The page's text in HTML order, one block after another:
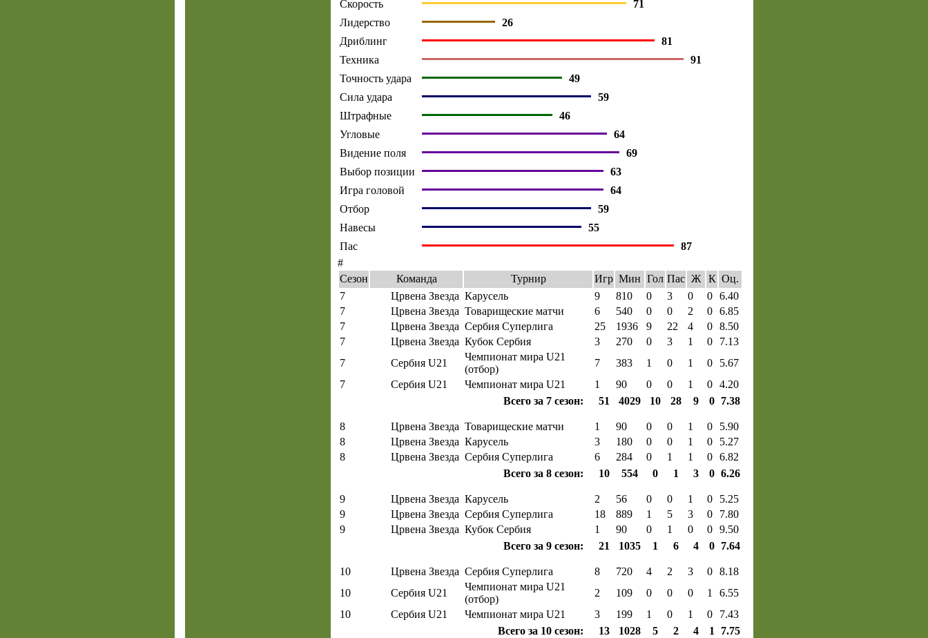
Скорость
71
Лидерство
26
Дриблинг
81
Техника
91
Точность удара
49
Сила удара
59
Штрафные
46
Угловые
64
Видение поля
69
Выбор позиции
63
Игра головой
64
Отбор
59
Навесы
55
Пас
87
#
Сезон
Команда Турнир Игр Мин Гол Пас Ж К Оц.
7
Црвена Звезда Карусель 9 810 0 3 0 0 6.40
7
Црвена Звезда Товарищеские матчи 6 540 0 0 2 0 6.85
7
Црвена Звезда Сербия Суперлига 25 1936 9 22 4 0 8.50
7
Црвена Звезда Кубок Сербия 3 270 0 3 1 0
7.13
7
Сербия U21
Чемпионат мира U21
(отбор)
7 383 1 0 1 0
5.67
7
Сербия U21 Чемпионат мира U21 1 90 0 0 1 0 4.20
Всего за 7 сезон:
51 4029 10 28 9 0 7.38
8 Црвена Звезда Товарищеские матчи 1 90 0 0 1 0
5.90
8
Црвена Звезда Карусель 3 180 0 0 1 0
5.27
8
Црвена Звезда Сербия Суперлига 6 284 0 1 1 0 6.82
Всего за 8 сезон:
10 554 0 1 3 0 6.26
9 Црвена Звезда Карусель 2 56 0 0 1 0
5.25
9
Црвена Звезда Сербия Суперлига 18 889 1 5 3 0
7.80
9
Црвена Звезда Кубок Сербия 1 90 0 1 0 0 9.50
Всего за 9 сезон:
21 1035 1 6 4 0 7.64
10 Црвена Звезда Сербия Суперлига 8 720 4 2 3 0 8.18
10
Сербия U21
Чемпионат мира U21
(отбор)
2 109 0 0 0 1
6.55
10
Сербия U21 Чемпионат мира U21 3 199 1 0 1 0
7.43
Всего за 10 сезон:
13 1028 5 2 4 1 7.75